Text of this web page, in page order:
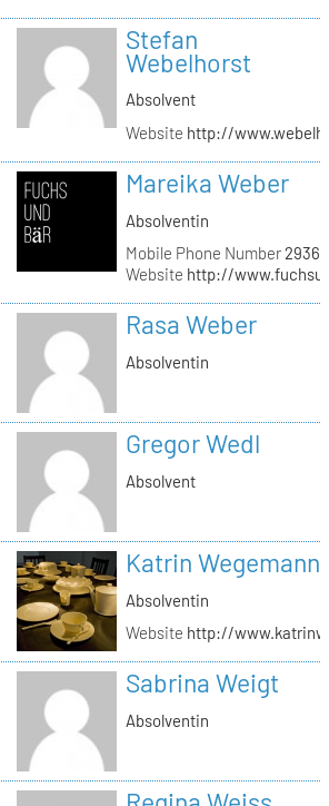
Stefan
Webelhorst
Absolvent
Website http://
Mareika Weber
Absolventin
Mobile Phone Number
Website http://
Rasa Weber
Absolventin
Gregor Wedl
Absolvent
Katrin Wegemann
Absolventin
Website http://
Sabrina Weigt
Absolventin